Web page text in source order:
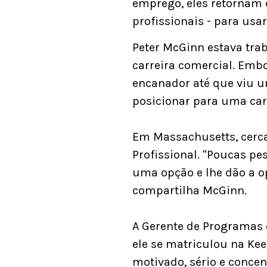
emprego, eles
profissionais - para
Peter McGinn estava
carreira comercial.
encanador até que viu
posicionar para uma
Em Massachusetts,
Profissional. "Poucas
uma opção e lhe dão a
compartilha McGinn.
A Gerente de
ele se matriculou na
motivado, sério e